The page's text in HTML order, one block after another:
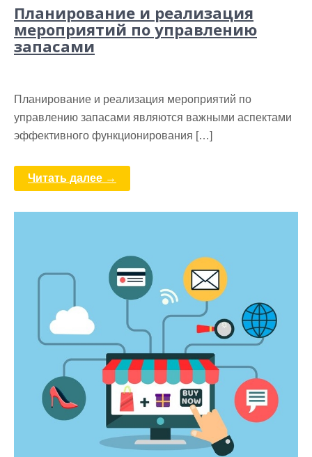
Планирование и реализация
мероприятий по управлению
запасами
Планирование и реализация мероприятий по
управлению запасами являются важными аспектами
эффективного функционирования […]
Читать далее →